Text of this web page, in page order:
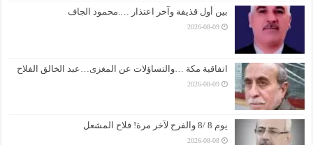
بين أول قذيفة وآخر اعتذار ….محمود الجاف
2026-08-09
اتفاقية مكة …والتساؤلات عن المغزى…عبد الخالق الفلاح
2026-08-09
يوم 8 /8 والفرح لآخر مرة! فلاح المشعل
2026-08-08